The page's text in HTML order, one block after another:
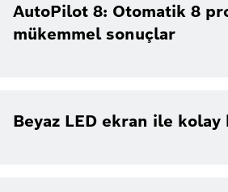
AutoPilot 8: Otomatik 8
mükemmel sonuçlar
Beyaz LED ekran ile kolay